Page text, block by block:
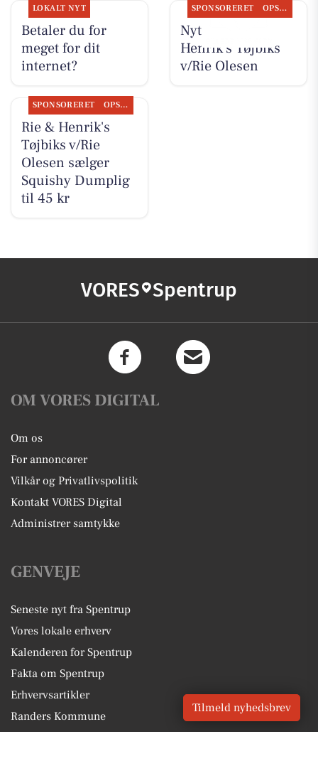
LOKALT NYT
Betaler du for
meget for dit
internet?
SPONSORERET OPSLAGSTAVLEN
Nyt fra Rie &
Henrik's Tøjbiks
v/Rie Olesen
SPONSORERET OPSLAGSTAVLEN
Rie & Henrik's
Tøjbiks v/Rie
Olesen sælger
Squishy Dumplig
til 45 kr
VORES Spentrup
OM VORES DIGITAL
Om os
For annoncører
Vilkår og Privatlivspolitik
Kontakt VORES Digital
Administrer samtykke
GENVEJE
Seneste nyt fra Spentrup
Vores lokale erhverv
Kalenderen for Spentrup
Fakta om Spentrup
Erhvervsartikler
Randers Kommune
Tilmeld nyhedsbrev